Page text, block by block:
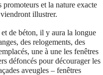
et la nature exacte
illustrer.
de béton, il y aura la longue
des relogements, des
une à une les fenêtres
défoncés pour décourager les
aveugles – fenêtres